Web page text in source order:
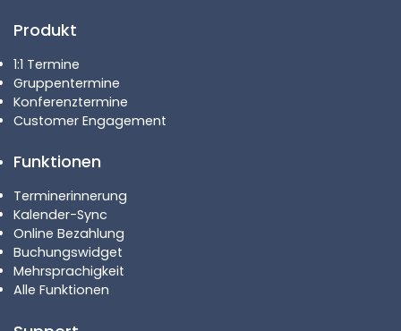
Produkt
1:1 Termine
Gruppentermine
Konferenztermine
Customer Engagement
Funktionen
Terminerinnerung
Kalender-Sync
Online Bezahlung
Buchungswidget
Mehrsprachigkeit
Alle Funktionen